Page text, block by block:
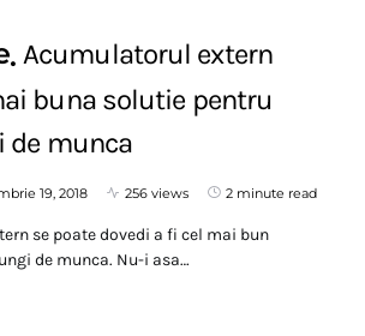
Acumulatorul extern
buna solutie pentru
de munca
19, 2018 256 views 2 minute read
se poate dovedi a fi cel mai bun
de munca. Nu-i asa…